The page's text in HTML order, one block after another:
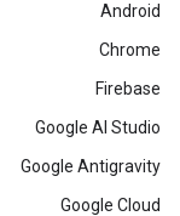
Android
Chrome
Firebase
Google AI Studio
Google Antigravity
Google Cloud